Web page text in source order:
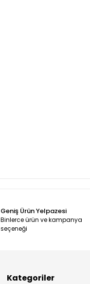
Geniş Ürün Yelpazesi
Binlerce ürün ve kampanya
seçeneği
Kategoriler